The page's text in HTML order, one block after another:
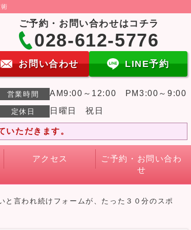
術
ご予約・お問い合わせはコチラ
028-612-5776
お問い合わせ LINE予約
営業時間 AM9:00～12:00 PM3:00～9:00
定休日 日曜日 祝日
ただきます。
アクセス
ご予約・お問い合わ
せ
言われ続けフォームが、たった３０分のスポ